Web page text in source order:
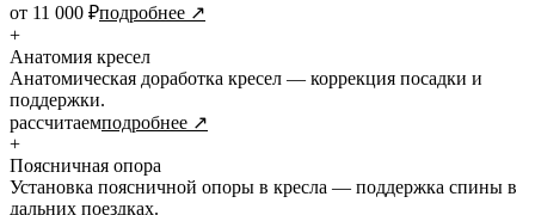
от 11 000 ₽подробнее ↗
+
Анатомия кресел
Анатомическая доработка кресел — коррекция посадки и
поддержки.
рассчитаемподробнее ↗
+
Поясничная опора
Установка поясничной опоры в кресла — поддержка спины в
дальних поездках.